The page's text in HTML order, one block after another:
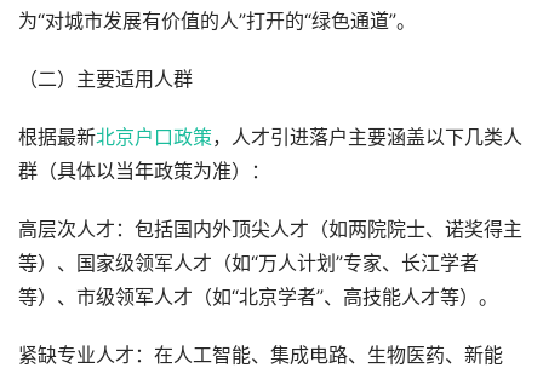
为“对城市发展有价值的人”打开的“绿色通道”。
（二）主要适用人群
根据最新北京户口政策，人才引进落户主要涵盖以下几类人
群（具体以当年政策为准）：
高层次人才：包括国内外顶尖人才（如两院院士、诺奖得主
等）、国家级领军人才（如“万人计划”专家、长江学者
等）、市级领军人才（如“北京学者”、高技能人才等）。
紧缺专业人才：在人工智能、集成电路、生物医药、新能